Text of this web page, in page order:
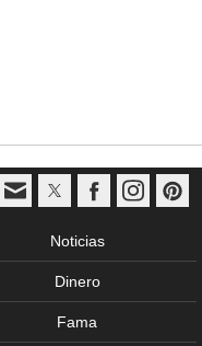
Noticias
Dinero
Fama